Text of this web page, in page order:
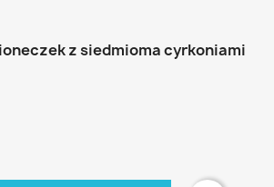
z siedmioma cyrkoniami